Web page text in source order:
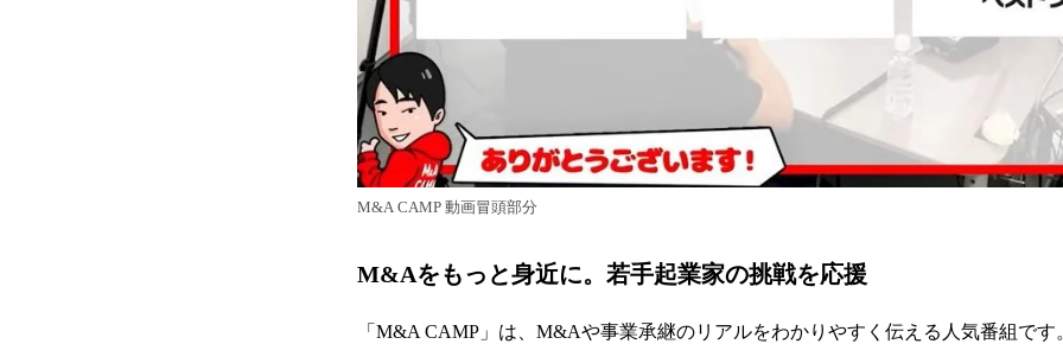
M&A CAMP 動画冒頭部分
M&Aをもっと身近に。若手起業家の挑戦を応援
「M&A CAMP」は、M&Aや事業承継のリアルをわかりやすく伝える人気番組です